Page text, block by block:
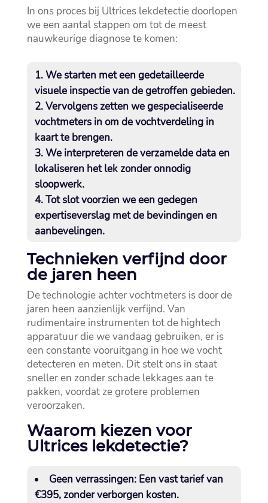
In ons proces bij Ultrices lekdetectie doorlopen
we een aantal stappen om tot de meest
nauwkeurige diagnose te komen:
We starten met een gedetailleerde
visuele inspectie van de getroffen gebieden.​
Vervolgens zetten we gespecialiseerde
vochtmeters in om de vochtverdeling in
kaart te brengen.​
We interpreteren de verzamelde data en
lokaliseren het lek zonder onnodig
sloopwerk.​
Tot slot voorzien we een gedegen
expertiseverslag met de bevindingen en
aanbevelingen.​
Technieken verfijnd door
de jaren heen
De technologie achter vochtmeters is door de
jaren heen aanzienlijk verfijnd.​ Van
rudimentaire instrumenten tot de hightech
apparatuur die we vandaag gebruiken, er is
een constante vooruitgang in hoe we vocht
detecteren en meten.​ Dit stelt ons in staat
sneller en zonder schade lekkages aan te
pakken, voordat ze grotere problemen
veroorzaken.​
Waarom kiezen voor
Ultrices lekdetectie?
Geen verrassingen:Een vast tarief van
€395, zonder verborgen kosten.​